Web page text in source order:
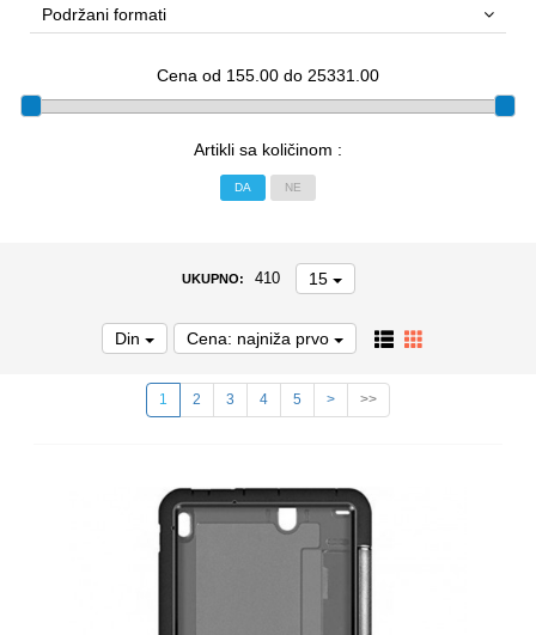
Podržani formati
Cena od 155.00 do 25331.00
Artikli sa količinom :
DA NE
UKUPNO: 410 15
Din Cena: najniža prvo
1 2 3 4 5 > >>